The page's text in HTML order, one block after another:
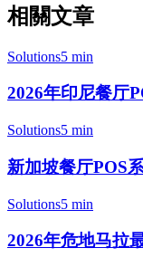
相關文章
Solutions5 min
2026年印尼餐厅
Solutions5 min
新加坡餐厅POS
Solutions5 min
2026年危地马拉